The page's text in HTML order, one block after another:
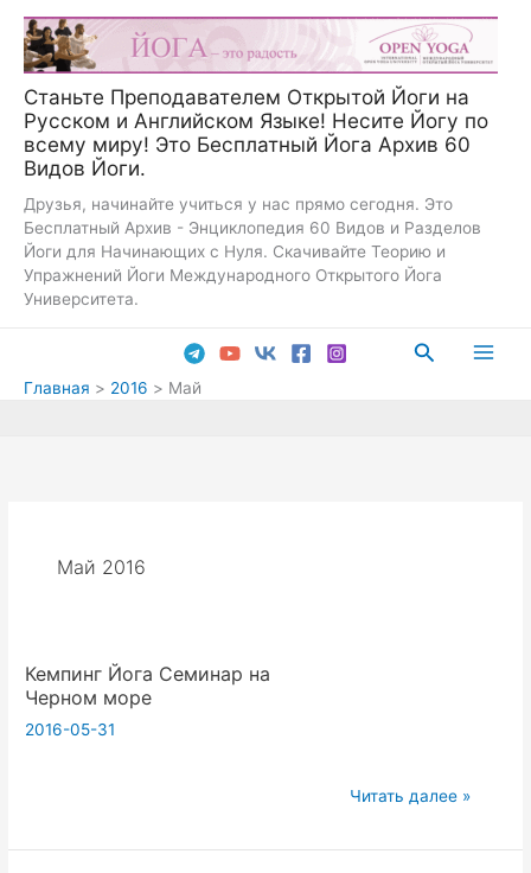
Перейти
содержимому
Станьте Преподавателем Открытой Йоги на
Русском и Английском Языке! Несите Йогу по
всему миру! Это Бесплатный Йога Архив 60
Видов Йоги.
Друзья, начинайте учиться у нас прямо сегодня. Это
Бесплатный Архив - Энциклопедия 60 Видов и Разделов
Йоги для Начинающих с Нуля. Скачивайте Теорию и
Упражнений Йоги Международного Открытого Йога
Университета.
Поиск
Главная 2016 Май
Май 2016
Кемпинг Йога Семинар на
Черном море
2016-05-31
Кемпинг
Семинар
Читать далее »